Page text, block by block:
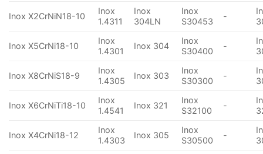
Inox X2CrNiN18-10
Inox
1.4311
Inox
304LN
Inox
S30453
-
Inox X5CrNi18-10
Inox
1.4301
Inox 304
Inox
S30400
-
Inox X8CrNiS18-9
Inox
1.4305
Inox 303
Inox
S30300
-
Inox X6CrNiTi18-10
Inox
1.4541
Inox 321
Inox
S32100
-
Inox X4CrNi18-12
Inox
1.4303
Inox 305
Inox
S30500
-